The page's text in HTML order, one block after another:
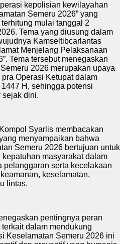
kepolisian kewilayahan
Semeru 2026” yang
mulai tanggal 2
Tema yang diusung dalam
Kamseltibcarlantas
Menjelang Pelaksanaan
Tema tersebut menegaskan
2026 merupakan upaya
Operasi Ketupat dalam
H, sehingga potensi
sejak dini.
Syarlis membacakan
menyampaikan bahwa
Semeru 2026 bertujuan untuk
masyarakat dalam
pelanggaran serta kecelakaan
keselamatan,
lintas.
pentingnya peran
dalam mendukung
Keselamatan Semeru 2026 ini